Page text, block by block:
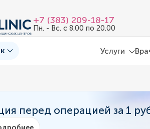
+7 (383) 209-18-17
Пн. - Вс. с 8.00 по 20.00
Услуги
перед операцией за 1